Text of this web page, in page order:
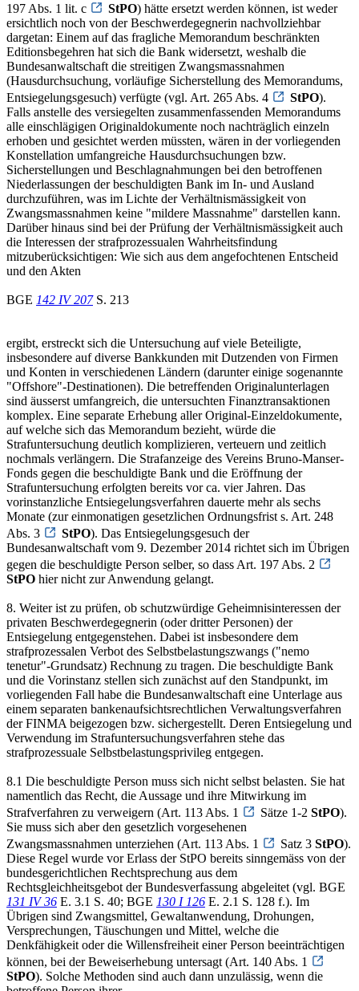
197 Abs. 1 lit. c
StPO) hätte ersetzt werden können, ist weder
ersichtlich noch von der Beschwerdegegnerin nachvollziehbar
dargetan: Einem auf das fragliche Memorandum beschränkten
Editionsbegehren hat sich die Bank widersetzt, weshalb die
Bundesanwaltschaft die streitigen Zwangsmassnahmen
(Hausdurchsuchung, vorläufige Sicherstellung des Memorandums,
Entsiegelungsgesuch) verfügte (vgl. Art. 265 Abs. 4
StPO).
Falls anstelle des versiegelten zusammenfassenden Memorandums
alle einschlägigen Originaldokumente noch nachträglich einzeln
erhoben und gesichtet werden müssten, wären in der vorliegenden
Konstellation umfangreiche Hausdurchsuchungen bzw.
Sicherstellungen und Beschlagnahmungen bei den betroffenen
Niederlassungen der beschuldigten Bank im In- und Ausland
durchzuführen, was im Lichte der Verhältnismässigkeit von
Zwangsmassnahmen keine "mildere Massnahme" darstellen kann.
Darüber hinaus sind bei der Prüfung der Verhältnismässigkeit auch
die Interessen der strafprozessualen Wahrheitsfindung
mitzuberücksichtigen: Wie sich aus dem angefochtenen Entscheid
und den Akten
BGE 142 IV 207S. 213
ergibt, erstreckt sich die Untersuchung auf viele Beteiligte,
insbesondere auf diverse Bankkunden mit Dutzenden von Firmen
und Konten in verschiedenen Ländern (darunter einige sogenannte
"Offshore"-Destinationen). Die betreffenden Originalunterlagen
sind äusserst umfangreich, die untersuchten Finanztransaktionen
komplex. Eine separate Erhebung aller Original-Einzeldokumente,
auf welche sich das Memorandum bezieht, würde die
Strafuntersuchung deutlich komplizieren, verteuern und zeitlich
nochmals verlängern. Die Strafanzeige des Vereins Bruno-Manser-
Fonds gegen die beschuldigte Bank und die Eröffnung der
Strafuntersuchung erfolgten bereits vor ca. vier Jahren. Das
vorinstanzliche Entsiegelungsverfahren dauerte mehr als sechs
Monate (zur einmonatigen gesetzlichen Ordnungsfrist s. Art. 248
Abs. 3
StPO). Das Entsiegelungsgesuch der
Bundesanwaltschaft vom 9. Dezember 2014 richtet sich im Übrigen
gegen die beschuldigte Person selber, so dass Art. 197 Abs. 2
StPO hier nicht zur Anwendung gelangt.
8. Weiter ist zu prüfen, ob schutzwürdige Geheimnisinteressen der
privaten Beschwerdegegnerin (oder dritter Personen) der
Entsiegelung entgegenstehen. Dabei ist insbesondere dem
strafprozessalen Verbot des Selbstbelastungszwangs ("nemo
tenetur"-Grundsatz) Rechnung zu tragen. Die beschuldigte Bank
und die Vorinstanz stellen sich zunächst auf den Standpunkt, im
vorliegenden Fall habe die Bundesanwaltschaft eine Unterlage aus
einem separaten bankenaufsichtsrechtlichen Verwaltungsverfahren
der FINMA beigezogen bzw. sichergestellt. Deren Entsiegelung und
Verwendung im Strafuntersuchungsverfahren stehe das
strafprozessuale Selbstbelastungsprivileg entgegen.
8.1 Die beschuldigte Person muss sich nicht selbst belasten. Sie hat
namentlich das Recht, die Aussage und ihre Mitwirkung im
Strafverfahren zu verweigern (Art. 113 Abs. 1
Sätze 1-2 StPO).
Sie muss sich aber den gesetzlich vorgesehenen
Zwangsmassnahmen unterziehen (Art. 113 Abs. 1
Satz 3 StPO).
Diese Regel wurde vor Erlass der StPO bereits sinngemäss von der
bundesgerichtlichen Rechtsprechung aus dem
Rechtsgleichheitsgebot der Bundesverfassung abgeleitet (vgl. BGE
131 IV 36 E. 3.1 S. 40; BGE 130 I 126 E. 2.1 S. 128 f.). Im
Übrigen sind Zwangsmittel, Gewaltanwendung, Drohungen,
Versprechungen, Täuschungen und Mittel, welche die
Denkfähigkeit oder die Willensfreiheit einer Person beeinträchtigen
können, bei der Beweiserhebung untersagt (Art. 140 Abs. 1
StPO). Solche Methoden sind auch dann unzulässig, wenn die